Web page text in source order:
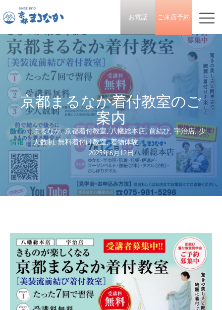
お電話 ご来店予約
京都まるなか着付教室のご
案内
新着
情報
| まるなか,京都着付教室,八幡総本店,前結び,宇治店,少
人数制,無料着付け教室,着物体験
2025年6月12日